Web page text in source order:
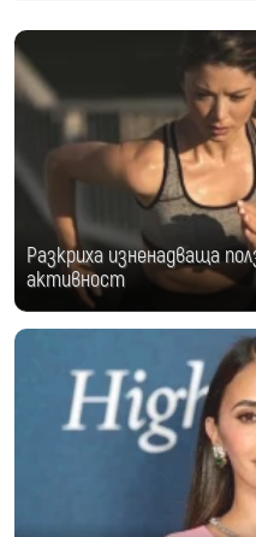
Разкриха изненадваща
активност